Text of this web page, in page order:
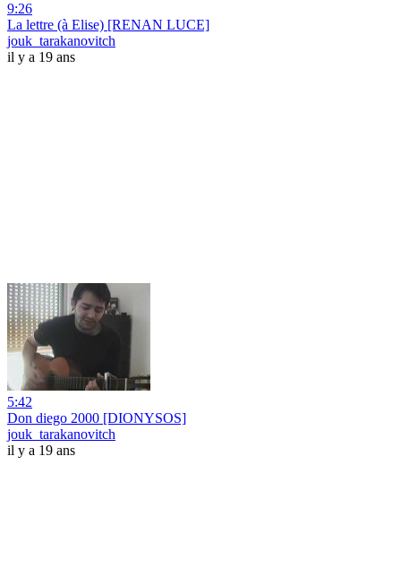
9:26
La lettre (à Elise) [RENAN LUCE]
jouk_tarakanovitch
il y a 19 ans
5:42
Don diego 2000 [DIONYSOS]
jouk_tarakanovitch
il y a 19 ans